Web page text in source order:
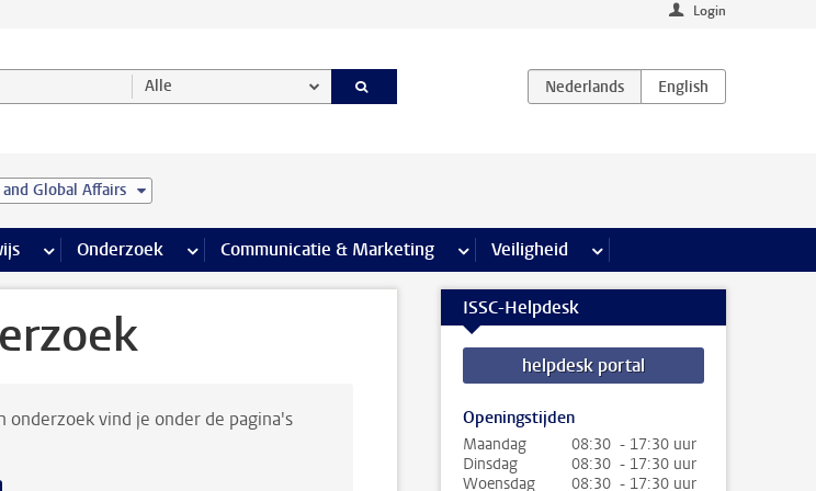
Login
categorie Alle
Global Affairs
pagina’s
meer Onderwijs pagina’s
Onderzoek meer Onderzoek pagina’s
Communicatie & Marketing meer Communicatie & Marketing pagina’s
Veiligheid meer Veiligheid pagina’s
onderzoek vind je onder de pagina's
ISSC-Helpdesk
helpdesk portal
Openingstijden
Maandag
08:30 - 17:30 uur
Dinsdag
08:30 - 17:30 uur
Woensdag
08:30 - 17:30 uur